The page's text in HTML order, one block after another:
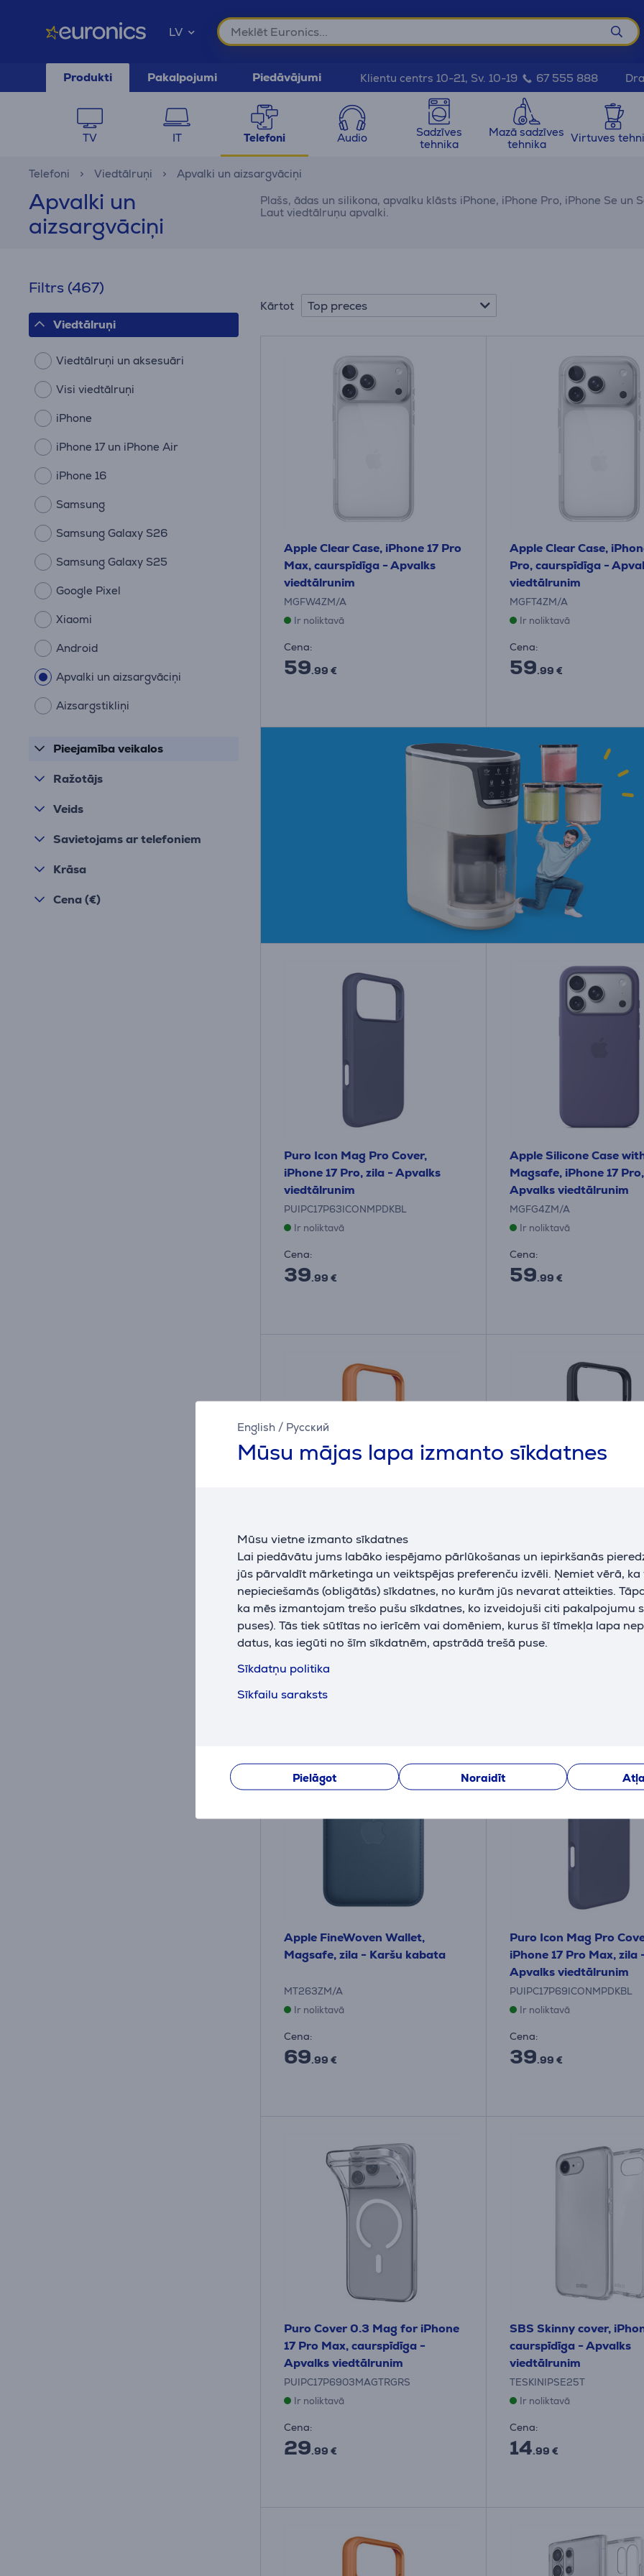
English / Русский
Mūsu mājas lapa izmanto sīkdatnes
Mūsu vietne izmanto sīkdatnes
Lai piedāvātu jums labāko iespējamo pārlūkošanas un iepirkšanās
jūs pārvaldīt mārketinga un veiktspējas preferenču izvēli. Ņemiet vērā,
nepieciešamās (obligātās) sīkdatnes, no kurām jūs nevarat atteikties.
ka mēs izmantojam trešo pušu sīkdatnes, ko izveidojuši citi pakalpojumu
puses). Tās tiek sūtītas no ierīcēm vai domēniem, kurus šī tīmekļa lapa
datus, kas iegūti no šīm sīkdatnēm, apstrādā trešā puse.
Sīkdatņu politika
Sīkfailu saraksts
Pielāgot Noraidīt
LV
Produkti Pakalpojumi Piedāvājumi Klientu centrs 10-21, Sv. 10-19 67 555 888
TV IT Telefoni Audio
Sadzīves
tehnika
Mazā sadzīves
tehnika
Virtuves
Telefoni Viedtālruņi Apvalki un aizsargvāciņi
Apvalki un
aizsargvāciņi
Plašs, ādas un silikona, apvalku klāsts iPhone, iPhone Pro, iPhone Se un
Laut viedtālruņu apvalki.
Filtrs (467)
Viedtālruņi
Viedtālruņi un aksesuāri
Visi viedtālruņi
iPhone
iPhone 17 un iPhone Air
iPhone 16
Samsung
Samsung Galaxy S26
Samsung Galaxy S25
Google Pixel
Xiaomi
Android
Apvalki un aizsargvāciņi
Aizsargstikliņi
Pieejamība veikalos
Ražotājs
Veids
Savietojams ar telefoniem
Krāsa
Cena (€)
Kārtot Top preces
Apple Clear Case, iPhone 17 Pro
Max, caurspīdīga - Apvalks
viedtālrunim
MGFW4ZM/A
Ir noliktavā
Cena:
59.99 €
Apple Clear Case,
Pro, caurspīdīga -
viedtālrunim
MGFT4ZM/A
Ir noliktavā
Cena:
59.99 €
Puro Icon Mag Pro Cover,
iPhone 17 Pro, zila - Apvalks
viedtālrunim
PUIPC17P63ICONMPDKBL
Ir noliktavā
Cena:
39.99 €
Apple Silicone Case
Magsafe, iPhone 17
Apvalks viedtālrunim
MGFG4ZM/A
Ir noliktavā
Cena:
59.99 €
Puro Icon Mag Pro Cover,
iPhone 17 Pro Max, oranža -
Apvalks viedtālrunim
PUIPC17P69ICONMPORA
Ir noliktavā
Cena:
39.99 €
melna - Apvalks
Ir noliktavā
Cena:
Apple FineWoven Wallet,
Magsafe, zila - Karšu kabata
MT263ZM/A
Ir noliktavā
Cena:
69.99 €
Puro Icon Mag Pro
iPhone 17 Pro Max, zila
Apvalks viedtālrunim
PUIPC17P69ICONMPDKBL
Ir noliktavā
Cena:
39.99 €
Puro Cover 0.3 Mag for iPhone
17 Pro Max, caurspīdīga -
Apvalks viedtālrunim
PUIPC17P6903MAGTRGRS
Ir noliktavā
Cena:
29.99 €
SBS Skinny cover,
caurspīdīga - Apvalks
viedtālrunim
TESKINIPSE25T
Ir noliktavā
Cena:
14.99 €